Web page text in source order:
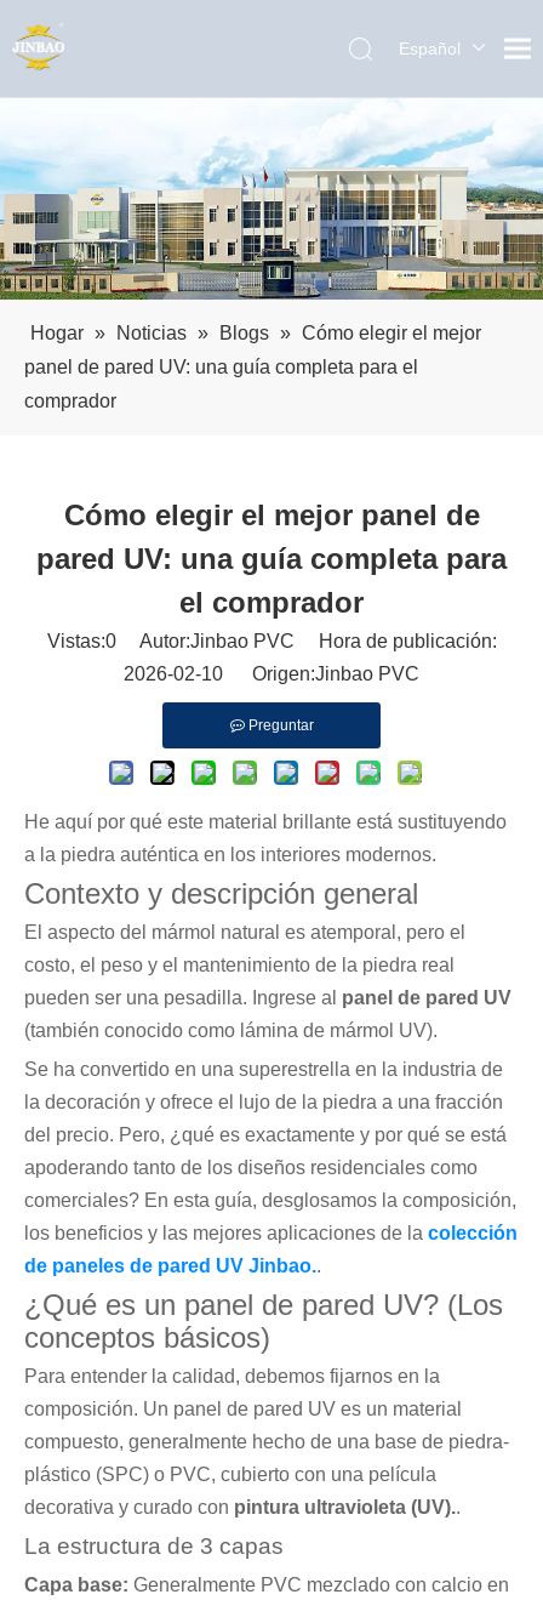
Español
Pусский
Hogar » Noticias » Blogs » Cómo elegir el mejor
panel de pared UV: una guía completa para el
comprador
Cómo elegir el mejor panel de
pared UV: una guía completa para
el comprador
Vistas:0Autor:Jinbao PVC Hora de publicación:
2026-02-10 Origen:Jinbao PVC
Preguntar
He aquí por qué este material brillante está sustituyendo
a la piedra auténtica en los interiores modernos.
Contexto y descripción general
El aspecto del mármol natural es atemporal, pero el
costo, el peso y el mantenimiento de la piedra real
pueden ser una pesadilla. Ingrese al panel de pared UV
(también conocido como lámina de mármol UV).
Se ha convertido en una superestrella en la industria de
la decoración y ofrece el lujo de la piedra a una fracción
del precio. Pero, ¿qué es exactamente y por qué se está
apoderando tanto de los diseños residenciales como
comerciales? En esta guía, desglosamos la composición,
los beneficios y las mejores aplicaciones de la colección
de paneles de pared UV Jinbao..
¿Qué es un panel de pared UV? (Los
conceptos básicos)
Para entender la calidad, debemos fijarnos en la
composición. Un panel de pared UV es un material
compuesto, generalmente hecho de una base de piedra-
plástico (SPC) o PVC, cubierto con una película
decorativa y curado con pintura ultravioleta (UV)..
La estructura de 3 capas
Capa base: Generalmente PVC mezclado con calcio en